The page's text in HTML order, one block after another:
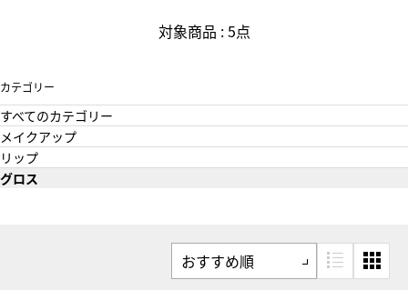
価格高い順
対象商品 : 5点
カテゴリー
すべてのカテゴリー
メイクアップ
リップ
グロス